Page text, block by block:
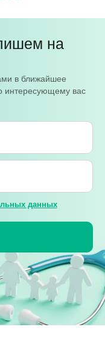
на
в ближайшее
интересующему вас
данных